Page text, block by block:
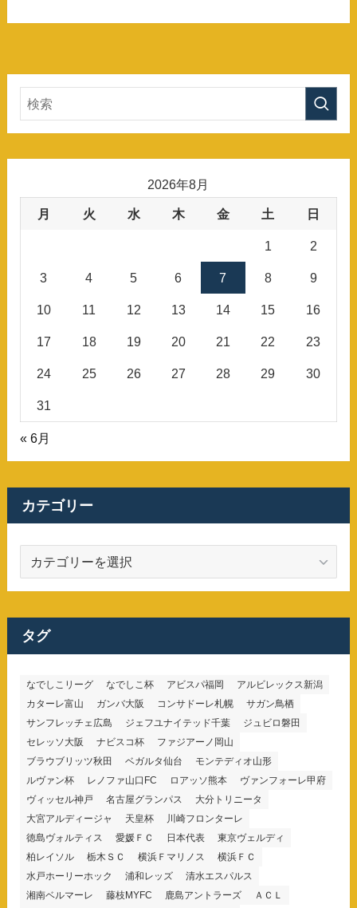
2026年8月
月 火 水 木 金 土 日
1 2
3 4 5 6 7 8 9
10 11 12 13 14 15 16
17 18 19 20 21 22 23
24 25 26 27 28 29 30
31
« 6月
カテゴリー
ゴ
ー
タグ
なでしこリーグ なでしこ杯 アビスパ福岡
アルビレックス新潟
カターレ富山
ガンバ大阪 コンサドーレ札幌
サガン鳥栖
サンフレッチェ広島
ジェフユナイテッド千葉
ジュビロ磐田
セレッソ大阪
ナビスコ杯
ファジアーノ岡山
ブラウブリッツ秋田
ベガルタ仙台
モンテディオ山形
ルヴァン杯
レノファ山口FC ロアッソ熊本
ヴァンフォーレ甲府
ヴィッセル神戸
名古屋グランパス
大分トリニータ
大宮アルディージャ
天皇杯
川崎フロンターレ
徳島ヴォルティス
愛媛ＦＣ 日本代表
東京ヴェルディ
柏レイソル
栃木ＳＣ 横浜Ｆマリノス
横浜ＦＣ
水戸ホーリーホック
浦和レッズ
清水エスパルス
湘南ベルマーレ
藤枝MYFC 鹿島アントラーズ
ＡＣＬ